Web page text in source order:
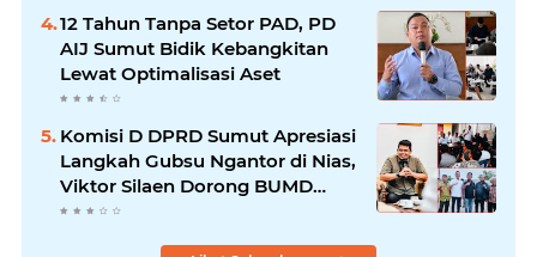
12 Tahun Tanpa Setor PAD, PD
AIJ Sumut Bidik Kebangkitan
Lewat Optimalisasi Aset
Komisi D DPRD Sumut Apresiasi
Langkah Gubsu Ngantor di Nias,
Viktor Silaen Dorong BUMD
Kelola Rumput Laut